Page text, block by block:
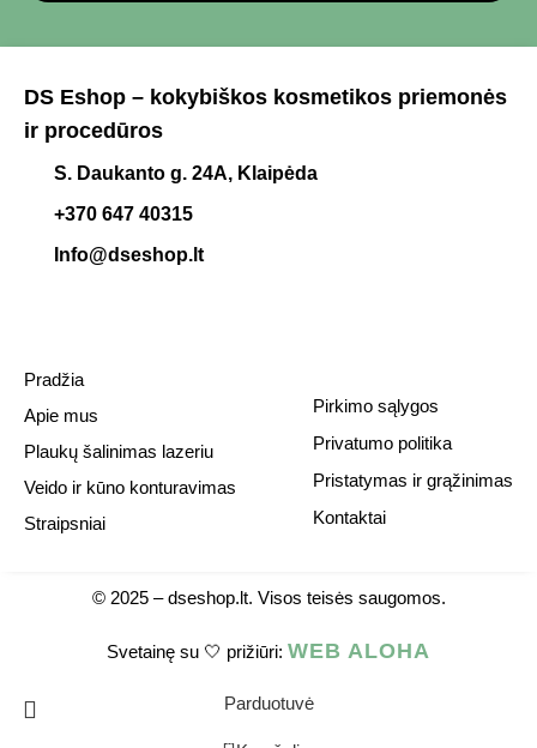
DS Eshop – kokybiškos kosmetikos priemonės
ir procedūros
S. Daukanto g. 24A, Klaipėda
+370 647 40315
Info@dseshop.lt
Pradžia
Apie mus
Plaukų šalinimas lazeriu
Veido ir kūno konturavimas
Straipsniai
Pirkimo sąlygos
Privatumo politika
Pristatymas ir grąžinimas
Kontaktai
© 2025 –dseshop.lt. Visos teisės saugomos.
Svetainę su 🤍 prižiūri:WEB ALOHA
Parduotuvė
0